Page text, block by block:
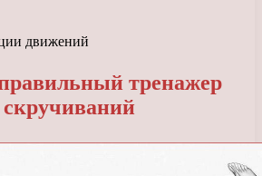
движений
тренажер